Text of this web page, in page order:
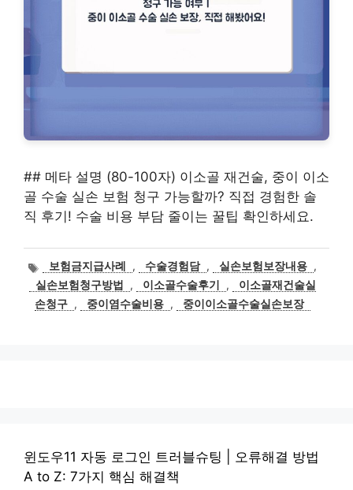
## 메타 설명 (80-100자) 이소골 재건술, 중이 이소
골 수술 실손 보험 청구 가능할까? 직접 경험한 솔
직 후기! 수술 비용 부담 줄이는 꿀팁 확인하세요.
태
그
보험금지급사례 , 수술경험담 , 실손보험보장내용 ,
실손보험청구방법
, 이소골수술후기 ,
이소골재건술실
손청구 , 중이염수술비용 , 중이이소골수술실손보장
윈도우11 자동 로그인 트러블슈팅 | 오류해결 방법
A to Z: 7가지 핵심 해결책